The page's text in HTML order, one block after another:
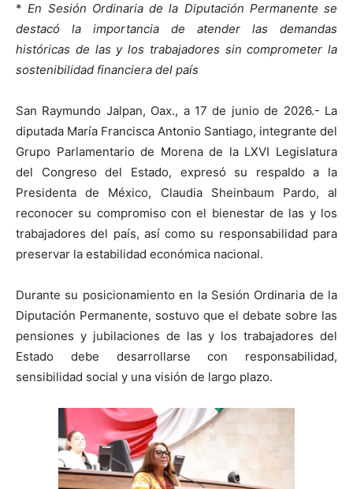
*En Sesión Ordinaria de la Diputación Permanente se
destacó la importancia de atender las demandas
históricas de las y los trabajadores sin comprometer la
sostenibilidad financiera del país
San Raymundo Jalpan, Oax., a 17 de junio de 2026.- La
diputada María Francisca Antonio Santiago, integrante del
Grupo Parlamentario de Morena de la LXVI Legislatura
del Congreso del Estado, expresó su respaldo a la
Presidenta de México, Claudia Sheinbaum Pardo, al
reconocer su compromiso con el bienestar de las y los
trabajadores del país, así como su responsabilidad para
preservar la estabilidad económica nacional.
Durante su posicionamiento en la Sesión Ordinaria de la
Diputación Permanente, sostuvo que el debate sobre las
pensiones y jubilaciones de las y los trabajadores del
Estado debe desarrollarse con responsabilidad,
sensibilidad social y una visión de largo plazo.